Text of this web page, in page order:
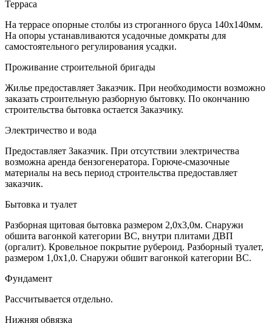
Терраса
На террасе опорные столбы из строганного бруса 140х140мм.
На опоры устанавливаются усадочные домкраты для
самостоятельного регулирования усадки.
Проживание строительной бригады
Жилье предоставляет Заказчик. При необходимости возможно
заказать строительную разборную бытовку. По окончанию
строительства бытовка остается Заказчику.
Электричество и вода
Предоставляет Заказчик. При отсутствии электричества
возможна аренда бензогенератора. Горюче-смазочные
материалы на весь период строительства предоставляет
заказчик.
Бытовка и туалет
Разборная щитовая бытовка размером 2,0х3,0м. Снаружи
обшита вагонкой категории ВС, внутри плитами ДВП
(оргалит). Кровельное покрытие рубероид. Разборный туалет,
размером 1,0х1,0. Снаружи обшит вагонкой категории ВС.
Фундамент
Рассчитывается отдельно.
Нижняя обвязка